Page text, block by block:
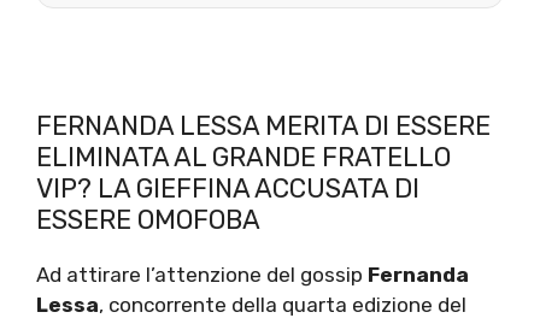
FERNANDA LESSA MERITA DI ESSERE
ELIMINATA AL GRANDE FRATELLO
VIP? LA GIEFFINA ACCUSATA DI
ESSERE OMOFOBA
Ad attirare l’attenzione del gossip Fernanda
Lessa, concorrente della quarta edizione del